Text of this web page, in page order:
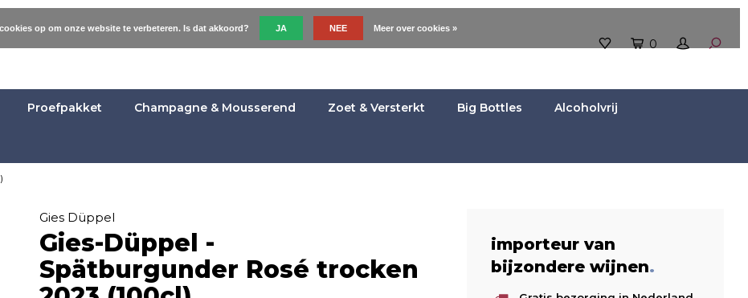
0
Proefpakket Champagne & Mousserend Zoet & Versterkt Big Bottles Alcoholvrij
Gies Düppel
Gies-Düppel -
Spätburgunder Rosé trocken
importeur van
bijzondere wijnen.
op om onze website te verbeteren. Is dat akkoord? JA NEE Meer over cookies »